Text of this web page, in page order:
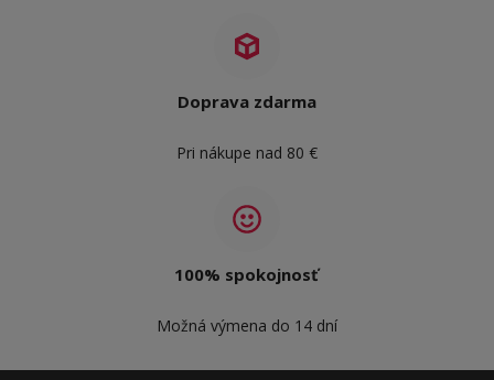
Doprava zdarma
Pri nákupe nad 80 €
100% spokojnosť
Možná výmena do 14 dní